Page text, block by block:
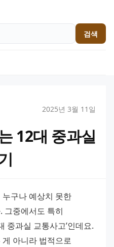
검색
2025년 3월 11일
12대 중과실
구나 예상치 못한
그중에서도 특히
중과실 교통사고’인데요.
아니라 법적으로